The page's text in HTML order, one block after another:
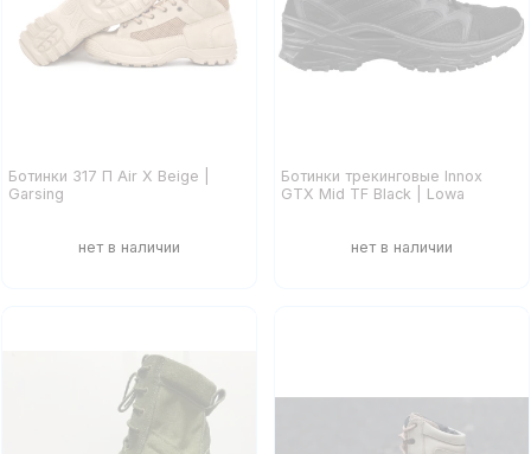
Ботинки 317 П Air X Beige |
Garsing
Ботинки трекинговые Innox
GTX Mid TF Black | Lowa